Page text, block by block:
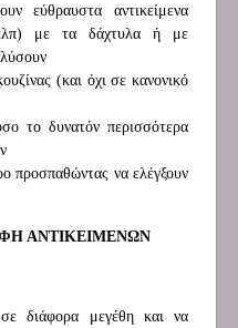
εύθραυστα αντικείμενα
με τα δάχτυλα ή με
(και όχι σε κανονικό
το δυνατόν περισσότερα
προσπαθώντας να ελέγξουν
ΑΝΤΙΚΕΙΜΕΝΩΝ
διάφορα μεγέθη και να